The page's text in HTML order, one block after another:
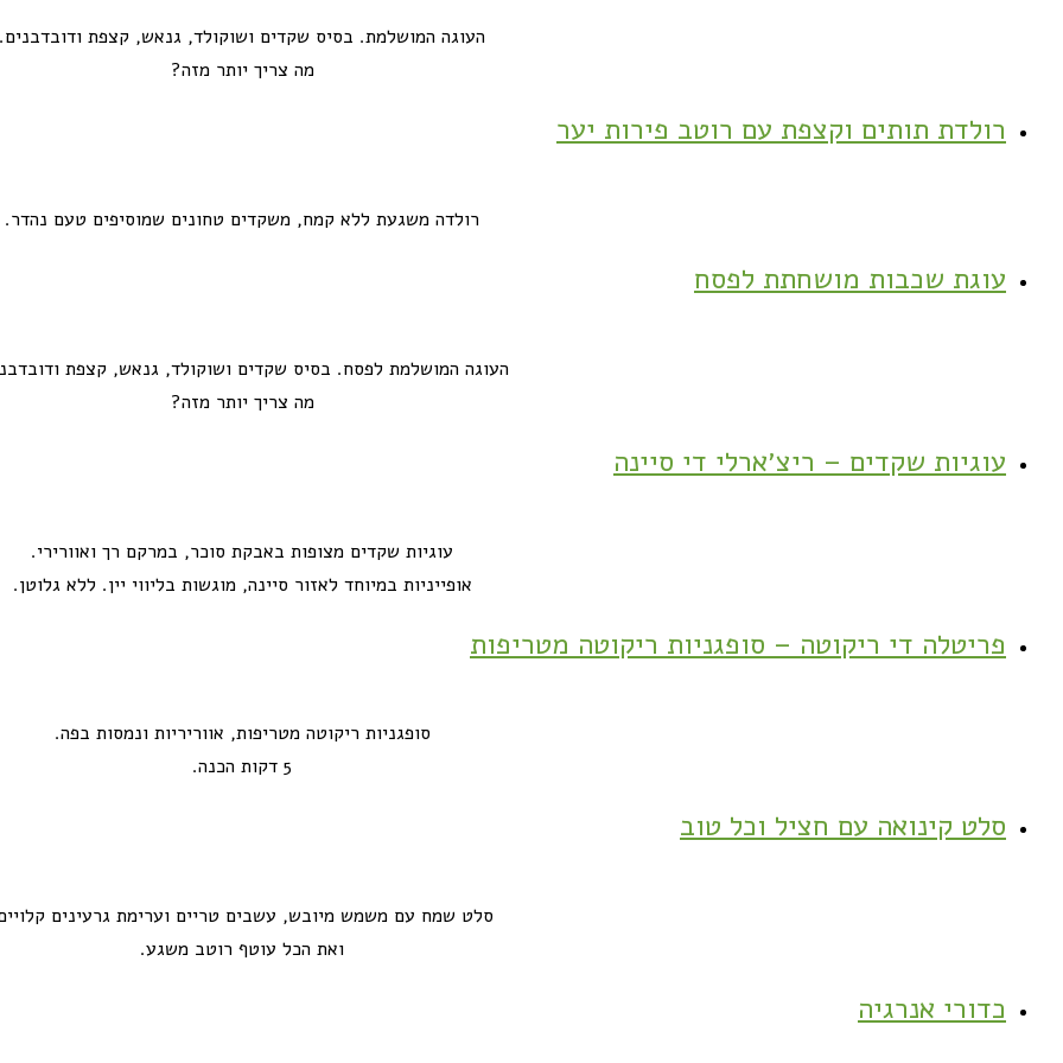
העוגה המושלמת. בסיס שקדים ושוקולד, גנאש, קצפת ודובדבנים.
מה צריך יותר מזה?
רולדת תותים וקצפת עם רוטב פירות יער
רולדה משגעת ללא קמח, משקדים טחונים שמוסיפים טעם נהדר.
עוגת שכבות מושחתת לפסח
העוגה המושלמת לפסח. בסיס שקדים ושוקולד, גנאש, קצפת
מה צריך יותר מזה?
עוגיות שקדים – ריצ׳ארלי די סיינה
עוגיות שקדים מצופות באבקת סוכר, במרקם רך ואוורירי.
אופייניות במיוחד לאזור סיינה, מוגשות בליווי יין. ללא גלוטן.
פריטלה די ריקוטה – סופגניות ריקוטה מטריפות
סופגניות ריקוטה מטריפות, אווריריות ונמסות בפה.
5 דקות הכנה.
סלט קינואה עם חציל וכל טוב
סלט שמח עם משמש מיובש, עשבים טריים וערימת גרעינים
ואת הכל עוטף רוטב משגע.
כדורי אנרגיה